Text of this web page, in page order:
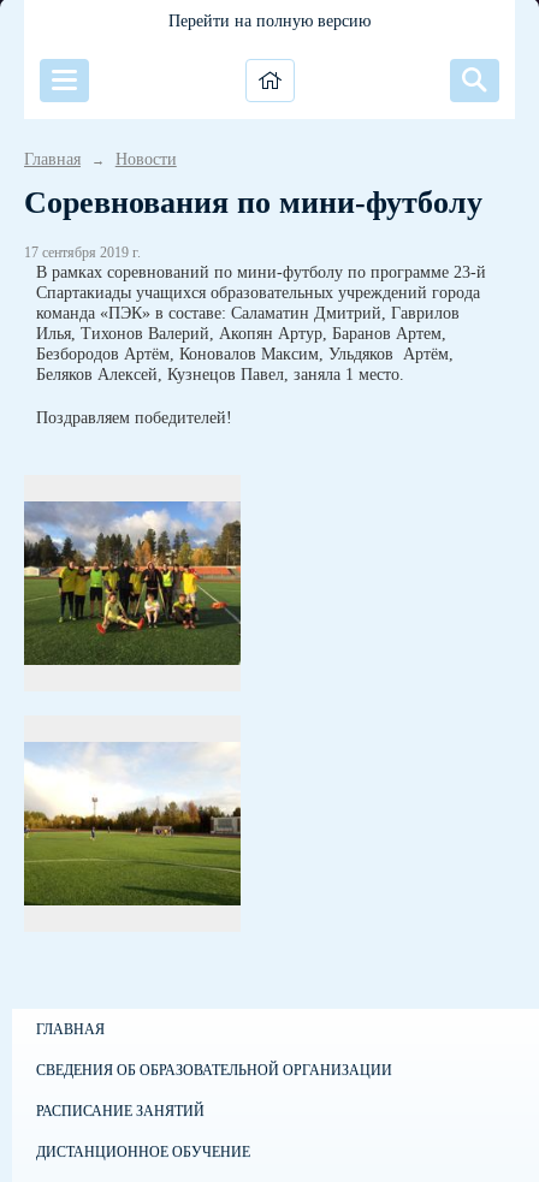
Перейти на полную версию
Главная → Новости
Соревнования по мини-футболу
17 сентября 2019 г.
В рамках соревнований по мини-футболу по программе 23-й
Спартакиады учащихся образовательных учреждений города
команда «ПЭК» в составе: Саламатин Дмитрий, Гаврилов
Илья, Тихонов Валерий, Акопян Артур, Баранов Артем,
Безбородов Артём, Коновалов Максим, Ульдяков Артём,
Беляков Алексей, Кузнецов Павел, заняла 1 место.
Поздравляем победителей!
ГЛАВНАЯ
СВЕДЕНИЯ ОБ ОБРАЗОВАТЕЛЬНОЙ ОРГАНИЗАЦИИ
РАСПИСАНИЕ ЗАНЯТИЙ
ДИСТАНЦИОННОЕ ОБУЧЕНИЕ